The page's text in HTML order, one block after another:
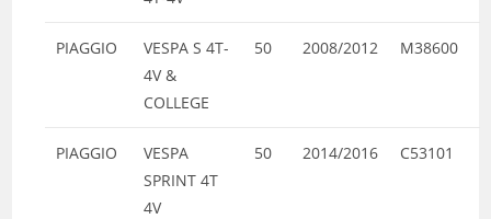
PIAGGIO
VESPA S 4T-
4V &
COLLEGE
50 2008/2012 M38600
PIAGGIO
VESPA
SPRINT 4T
4V
50 2014/2016 C53101